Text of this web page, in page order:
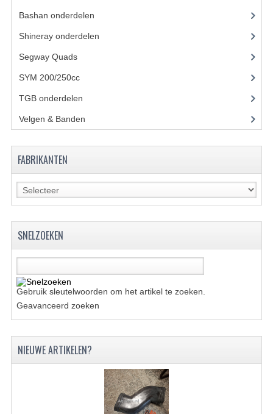
KABELS
KETTING EN TANDWIELEN
KOEL SYSTEEM
REM SYSTEEM
SCHOKBREKERS
WIEL OPHANGING
WIELEN EN BANDEN
Bashan onderdelen
Shineray onderdelen
Segway Quads(6)
SYM 200/250cc(15)
TGB onderdelen
Velgen & Banden
FABRIKANTEN
SNELZOEKEN
Gebruik sleutelwoorden om het artikel te zoeken.
Geavanceerd zoeken
NIEUWE ARTIKELEN?